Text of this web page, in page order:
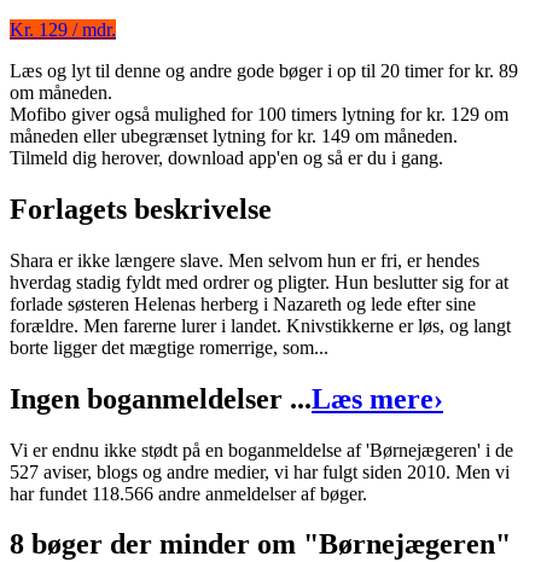
Børnejægeren
Forfatter:Maria Helleberg
Format:Ebog (ePub)
9788711490266
Forlag: Lindhardt og Ringhof
Udgivet: 17. marts 2016
Kr. 129 / mdr.
Læs og lyt til denne og andre gode bøger i op til 20 timer for kr. 89
om måneden.
Mofibo giver også mulighed for 100 timers lytning for kr. 129 om
måneden eller ubegrænset lytning for kr. 149 om måneden.
Tilmeld dig herover, download app'en og så er du i gang.
Forlagets beskrivelse
Shara er ikke længere slave. Men selvom hun er fri, er hendes
hverdag stadig fyldt med ordrer og pligter. Hun beslutter sig for at
forlade søsteren Helenas herberg i Nazareth og lede efter sine
forældre. Men farerne lurer i landet. Knivstikkerne er løs, og langt
borte ligger det mægtige romerrige, som...
Ingen boganmeldelser ...Læs mere›
Vi er endnu ikke stødt på en boganmeldelse af 'Børnejægeren' i de
527 aviser, blogs og andre medier, vi har fulgt siden 2010. Men vi
har fundet 118.566 andre anmeldelser af bøger.
8 bøger der minder om "Børnejægeren"